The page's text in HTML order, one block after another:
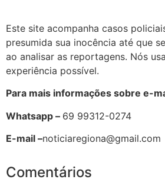
Este site acompanha casos
presumida sua inocência até que
ao analisar as reportagens. Nós
experiência possível.
Para mais informações sobre e-
Whatsapp – 69 99312-0274
E-mail –noticiaregiona@gmail.com
Comentários